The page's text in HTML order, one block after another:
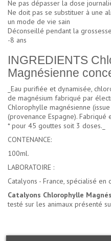
Ne pas dépasser la dose
Ne doit pas se substituer à une
un mode de vie sain
Déconseillé pendant la
-8 ans
INGREDIENTS
Magnésienne
_Eau purifiée et dynamisée,
de magnésium fabriqué par
Chlorophylle magnésienne
(provenance Espagne). Fabriqué
* pour 45 gouttes soit 3 doses._
CONTENANCE:
100ml.
LABORATOIRE :
Catalyons - France, spécialisé
Catalyons Chlorophylle
testé sur les animaux présenté